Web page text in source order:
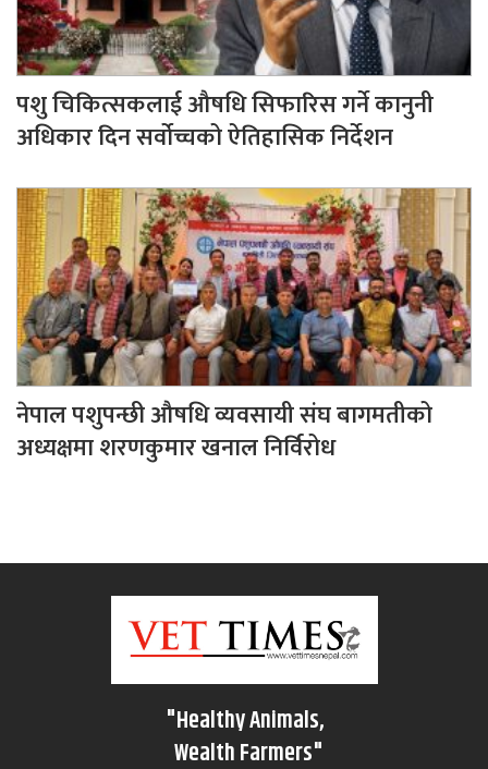
पशु चिकित्सकलाई औषधि सिफारिस गर्ने कानुनी
अधिकार दिन सर्वोच्चको ऐतिहासिक निर्देशन
नेपाल पशुपन्छी औषधि व्यवसायी संघ बागमतीको
अध्यक्षमा शरणकुमार खनाल निर्विरोध
"Healthy Animals,
Wealth Farmers"